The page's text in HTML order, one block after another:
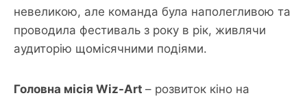
невеликою, але команда була наполегливою та
проводила фестиваль з року в рік, живлячи
аудиторію щомісячними подіями.
Головна місія Wiz-Art – розвиток кіно на